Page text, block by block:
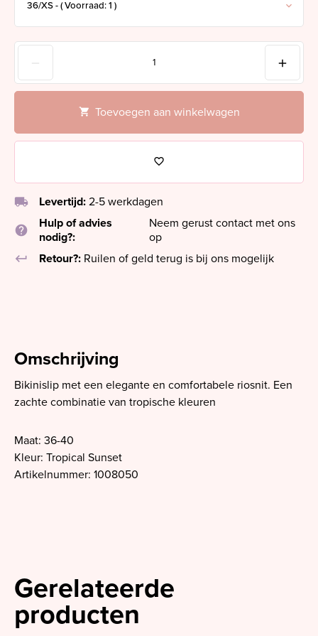
Toevoegen aan winkelwagen
local_shipping Levertijd: 2-5 werkdagen
help
Hulp of advies
nodig?:
Neem gerust contact met ons
op
keyboard_return
Retour?: Ruilen of geld terug is bij ons mogelijk
Omschrijving
Bikinislip met een elegante en comfortabele riosnit. Een
zachte combinatie van tropische kleuren
Maat: 36-40
Kleur: Tropical Sunset
Artikelnummer: 1008050
Gerelateerde
producten